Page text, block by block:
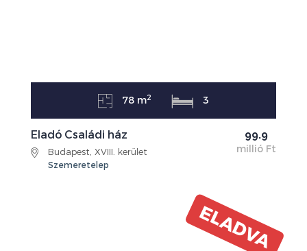
78 m2 3
99.9
millió Ft
Eladó Családi ház
Budapest, XVIII. kerület
Szemeretelep
ELADVA